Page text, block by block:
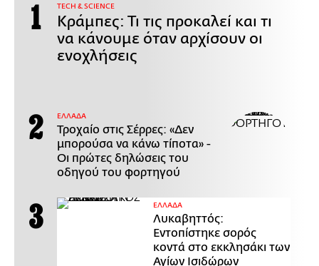
ΤECH & SCIENCE
Κράμπες: Τι τις προκαλεί και τι
να κάνουμε όταν αρχίσουν οι
ενοχλήσεις
ΕΛΛΑΔΑ
Τροχαίο στις Σέρρες: «Δεν
μπορούσα να κάνω τίποτα» -
Οι πρώτες δηλώσεις του
οδηγού του φορτηγού
ΕΛΛΑΔΑ
Λυκαβηττός:
Εντοπίστηκε σορός
κοντά στο εκκλησάκι των
Αγίων Ισιδώρων